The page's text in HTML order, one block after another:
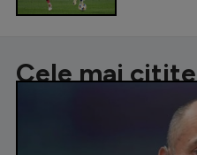
Cele mai citite